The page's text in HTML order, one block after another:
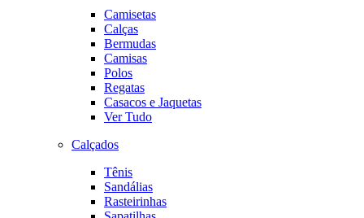
Camisetas
Calças
Bermudas
Camisas
Polos
Regatas
Casacos e Jaquetas
Ver Tudo
Calçados
Tênis
Sandálias
Rasteirinhas